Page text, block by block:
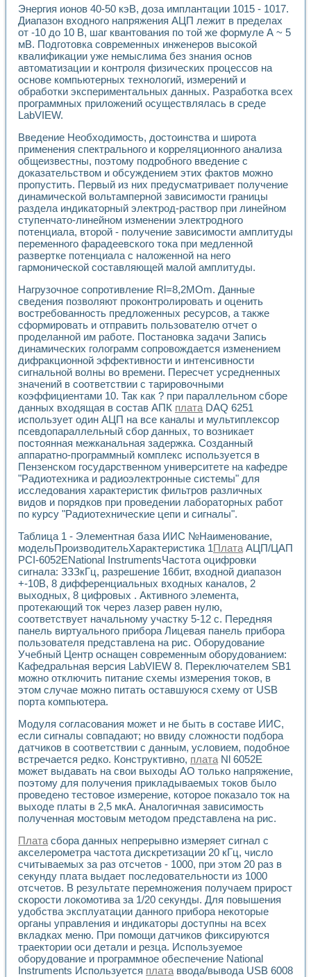
Использование систем технического зрения для контроля
Исследование электромагнитных переходных процессов
Применение LabVIEW при разработке обучающих
Разработка виртуальных тренажеров путем
Система блокировок, сигнализации и защиты ускорителя
Система сбора данных и управления процессом
Управление температурой газовой среды специальной
Разработка программного обеспечения с
Использование технологий NATIONAL INSTRUMENTS
Автоматизация реометрических исследований на базе
Применение измерителя иммитанса для исследова¬ния
Исследование электромагнитных переходных процессов
Стенд для исследования электрических переходных
Автоматизация контроля сварных швов на базе
Измерительный контроль с применением
Моделирование надежности и эффективности систем
Лабораторные практикумы и учебные стенды
Автоматизация лабораторного стенда по измерению
Автоматизированные лабораторные комплексы для
Виртуальный прибор для исследования нелинейных
Использование программ ELECTRONICS WORKBENCH-
Лабораторный практикум по дисциплине «Цифровые
Лабораторный практикум по ИНС на основе LabVIEW
Лабораторный практикум по основам теории коммутации
Опыт использования NI LabVIEW для создания
Применение LabVIEW для исследования течения в
Создание виртуальной работы «Изучение магнитных
Обратный маятник
Устройство для изучения основ интерфейсов обмена по
Лабораторный практикум: изучение адиабатического
Стенд для исследования электрических переходных
Система статистической обработки результатов
Автоматизация лазерно-плазменных измерений с
Модельно-измерительный комплекс. Назначение. Состав.
Использование технологий NATIONAL INSTRUMENTS
Учебный практикум "Спектральный и корреляционный
Учебный стенд для исследования принципа действия
Оборудование и программное обеспечение учебных
Виртуальный лабораторный практикум для изучения
Управление роботом ТУР-10 средствами LabVIEW
Аппаратно-программный комплекс для исследования
Автоматизированный дистанционный лабораторный
Исследование возможности реставрации одномерных
Использование технологий NATIONAL INSTRUMENTS в
Разработка модификаций алгоритма полигармонической
Учебный стенд для исследования принципа действия
Виртуальная система поддержки принимаемых решений в
Преемственность дисциплин «Моделирование систем» и
Универсальный стенд для исследования электрических
Лабораторные практикумы по информационно-
Виртуальный измеритель частотных характеристик на
Лабораторный практикум по основам теории Коммутации
Разработка виртуальной лабораторной работы
Виртуальные практикумы по электротехнике в среде
Из опыта внедрения в рамках национального проекта
Исследование эффективности решателей
Опыт разработки LabVIEW лабораторных практикумов
Проблемы повышения качества образования и
Развитие LabVIEW лабораторного практикума по
Разработка виртуальной лаборатории по электротехнике
Усовершенствованные алгоритмы частотного анализа
Об опыте работы учебного центра «Технологии
Технологии NI в магистерской программе «Прикладная
Система диагностики двигателей постоянного тока
Автоматизированный стенд формирования
Лабораторный практикум по курсу ИИС на базе
Партнеры
Академические и отраслевые институты
Учебные заведения
Бизнес
Контакты
Энергия ионов 40-50 кэВ, доза имплантации 1015 - 1017.
Диапазон входного напряжения АЦП лежит в пределах
от -10 до 10 В, шаг квантования по той же формуле А ~ 5
мВ. Подготовка современных инженеров высокой
квалификации уже немыслима без знания основ
автоматизации и контроля физических процессов на
основе компьютерных технологий, измерений и
обработки экспериментальных данных. Разработка всех
программных приложений осуществлялась в среде
LabVIEW.
Введение Необходимость, достоинства и широта
применения спектрального и корреляционного анализа
общеизвестны, поэтому подробного введение с
доказательством и обсуждением этих фактов можно
пропустить. Первый из них предусматривает получение
динамической вольтамперной зависимости границы
раздела индикаторный электрод-раствор при линейном
ступенчато-линейном изменении электродного
потенциала, второй - получение зависимости амплитуды
переменного фарадеевского тока при медленной
развертке потенциала с наложенной на него
гармонической составляющей малой амплитуды.
Нагрузочное сопротивление Rl=8,2MOm. Данные
сведения позволяют проконтролировать и оценить
востребованность предложенных ресурсов, а также
сформировать и отправить пользователю отчет о
проделанной им работе. Постановка задачи Запись
динамических голограмм сопровождается изменением
дифракционной эффективности и интенсивности
сигнальной волны во времени. Пересчет усредненных
значений в соответствии с тарировочными
коэффициентами 10. Так как ? при параллельном сборе
данных входящая в состав АПК платаDAQ 6251
использует один АЦП на все каналы и мультиплексор
псевдопараллельный сбор данных, то возникает
постоянная межканальная задержка. Созданный
аппаратно-программный комплекс используется в
Пензенском государственном университете на кафедре
"Радиотехника и радиоэлектронные системы" для
исследования характеристик фильтров различных
видов и порядков при проведении лабораторных работ
по курсу "Радиотехнические цепи и сигналы".
Таблица 1 - Элементная база ИИС №Наименование,
модельПроизводительХарактеристика 1ПлатаАЦП/ЦАП
PCI-6052ENational InstrumentsЧастота оцифровки
сигнала: ЗЗЗкГц, разрешение 16бит, входной диапазон
+-10В, 8 дифференциальных входных каналов, 2
выходных, 8 цифровых . Активного элемента,
протекающий ток через лазер равен нулю,
соответствует начальному участку 5-12 с. Передняя
панель виртуального прибора Лицевая панель прибора
пользователя представлена на рис. Оборудование
Учебный Центр оснащен современным оборудованием:
Кафедральная версия LabVIEW 8. Переключателем SB1
можно отключить питание схемы измерения токов, в
этом случае можно питать оставшуюся схему от USB
порта компьютера.
Модуля согласования может и не быть в составе ИИС,
если сигналы совпадают; но ввиду сложности подбора
датчиков в соответствии с данным, условием, подобное
встречается редко. Конструктивно, платаNl 6052E
может выдавать на свои выходы АО только напряжение,
поэтому для получения прикладываемых токов было
проведено тестовое измерение, которое показало ток на
выходе платы в 2,5 мкА. Аналогичная зависимость
полученная мостовым методом представлена на рис.
Платасбора данных непрерывно измеряет сигнал с
акселерометра частота дискретизации 20 кГц, число
считываемых за раз отсчетов - 1000, при этом 20 раз в
секунду плата выдает последовательности из 1000
отсчетов. В результате перемножения получаем прирост
скорости локомотива за 1/20 секунды. Для повышения
удобства эксплуатации данного прибора некоторые
органы управления и индикаторы доступны на всех
вкладках меню. При помощи датчиков фиксируются
траектории оси детали и резца. Используемое
оборудование и программное обеспечение National
Instruments Используется платаввода/вывода USB 6008